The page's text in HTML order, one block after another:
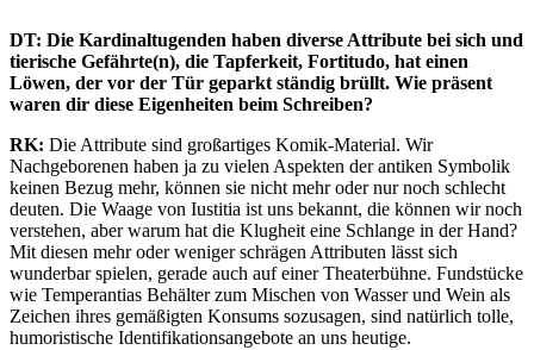
DT: Die Kardinaltugenden haben diverse Attribute bei sich und
tierische Gefährte(n), die Tapferkeit, Fortitudo, hat einen
Löwen, der vor der Tür geparkt ständig brüllt. Wie präsent
waren dir diese Eigenheiten beim Schreiben?
RK: Die Attribute sind großartiges Komik-Material. Wir
Nachgeborenen haben ja zu vielen Aspekten der antiken Symbolik
keinen Bezug mehr, können sie nicht mehr oder nur noch schlecht
deuten. Die Waage von Iustitia ist uns bekannt, die können wir noch
verstehen, aber warum hat die Klugheit eine Schlange in der Hand?
Mit diesen mehr oder weniger schrägen Attributen lässt sich
wunderbar spielen, gerade auch auf einer Theaterbühne. Fundstücke
wie Temperantias Behälter zum Mischen von Wasser und Wein als
Zeichen ihres gemäßigten Konsums sozusagen, sind natürlich tolle,
humoristische Identifikationsangebote an uns heutige.